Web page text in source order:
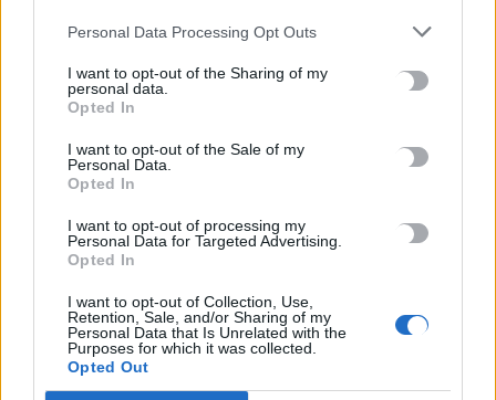
Personal Data Processing Opt Outs
I want to opt-out of the Sharing of my
personal data.
Opted In
I want to opt-out of the Sale of my
Personal Data.
Opted In
I want to opt-out of processing my
Personal Data for Targeted Advertising.
Opted In
I want to opt-out of Collection, Use,
Retention, Sale, and/or Sharing of my
Personal Data that Is Unrelated with the
Purposes for which it was collected.
Opted Out
ΠΥΡΟΣΒΕΣΤΙΚΑ ΕΛΙΚΟΠΤΕΡΑ
ΤΟΥΡΙΣΜΟΣ ΓΙΑ ΟΛΟΥΣ